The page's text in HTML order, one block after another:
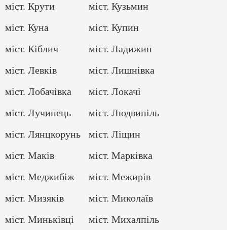
міст. Крути
міст. Кузьмин
міст. Куна
міст. Купин
міст. Кіблич
міст. Ладижин
міст. Левків
міст. Лишнівка
міст. Лобачівка
міст. Локачі
міст. Лучинець
міст. Людвипіль
міст. Лянцкорунь
міст. Ліщин
міст. Маків
міст. Марківка
міст. Меджибіж
міст. Межирів
міст. Мизяків
міст. Миколаїв
міст. Миньківці
міст. Михалпіль